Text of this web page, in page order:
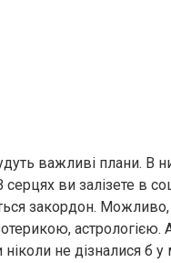
важливі плани. В
ви залізете в
закордон.
астрологією.
не дізналися б